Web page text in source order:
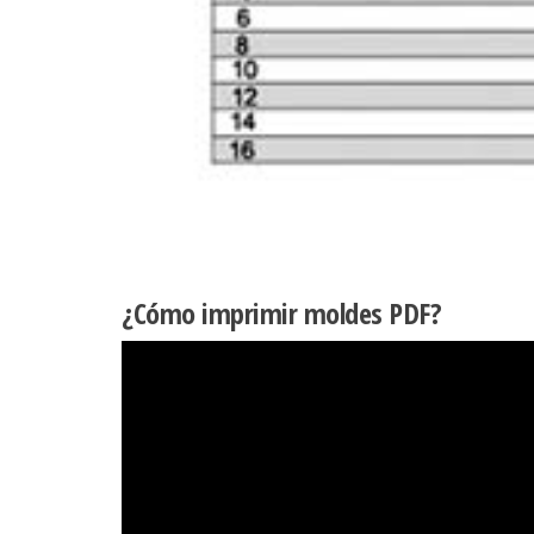
¿Cómo imprimir moldes PDF?